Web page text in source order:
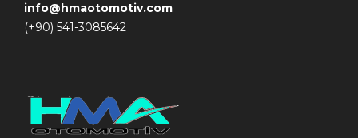
info@hmaotomotiv.com
(+90) 541-3085642